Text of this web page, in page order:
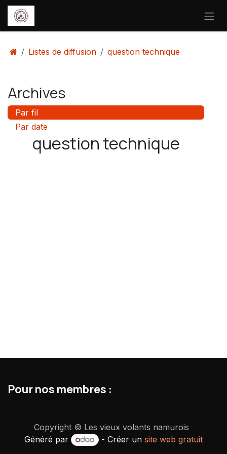
Se rendre au contenu
Listes de diffusion question technique
Archives
Par fil
Par date
question technique
Pour nos membres :
Copyright © Les vieux volants namurois
Généré par
- Créer un site web gratuit